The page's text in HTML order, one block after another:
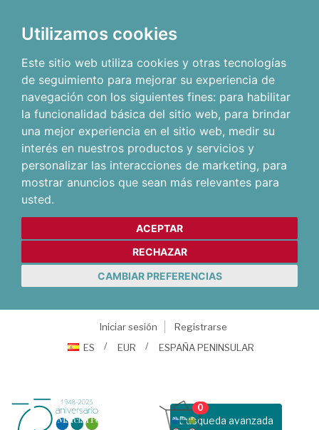
Utilizamos cookies
Este sitio web utiliza cookies y otras tecnologías
de seguimiento para mejorar su experiencia de
navegación con los siguientes fines: para habilitar
la funcionalidad básica del sitio web, para brindar
una mejor experiencia en el sitio web, medir su
interés en nuestros productos y servicios y
personalizar las interacciones de marketing, para
mostrar anuncios que sean más relevantes para
usted.
ACEPTAR
RECHAZAR
CAMBIAR PREFERENCIAS
Iniciar sesión
Registrarse
ES
EUR ESPAÑA PENINSULAR
Busqueda avanzada
0